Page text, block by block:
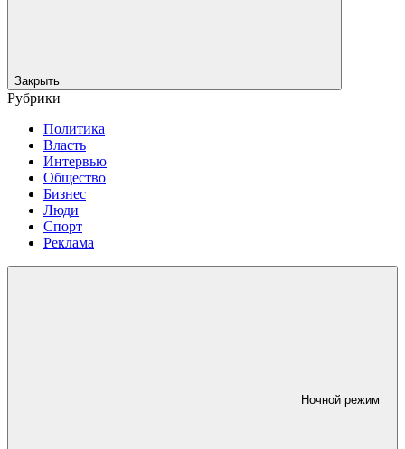
Закрыть
Рубрики
Политика
Власть
Интервью
Общество
Бизнес
Люди
Спорт
Реклама
Ночной режим